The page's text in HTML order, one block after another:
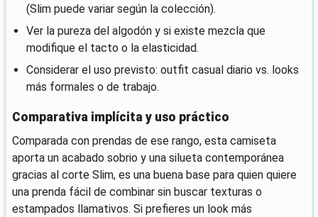
(Slim puede variar según la colección).
Ver la pureza del algodón y si existe mezcla que
modifique el tacto o la elasticidad.
Considerar el uso previsto: outfit casual diario vs. looks
más formales o de trabajo.
Comparativa implícita y uso práctico
Comparada con prendas de ese rango, esta camiseta
aporta un acabado sobrio y una silueta contemporánea
gracias al corte Slim, es una buena base para quien quiere
una prenda fácil de combinar sin buscar texturas o
estampados llamativos. Si prefieres un look más